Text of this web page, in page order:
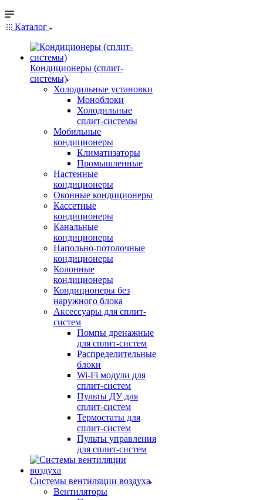
Каталог
Кондиционеры (сплит-
системы)
Холодильные установки
Моноблоки
Холодильные
сплит-системы
Мобильные
кондиционеры
Климатизаторы
Промышленные
Настенные
кондиционеры
Оконные кондиционеры
Кассетные
кондиционеры
Канальные
кондиционеры
Напольно-потолочные
кондиционеры
Колонные
кондиционеры
Кондиционеры без
наружного блока
Аксессуары для сплит-
систем
Помпы дренажные
для сплит-систем
Распределительные
блоки
Wi-Fi модули для
сплит-систем
Пульты ДУ для
сплит-систем
Термостаты для
сплит-систем
Пульты управления
для сплит-систем
Системы вентиляции воздуха
Вентиляторы